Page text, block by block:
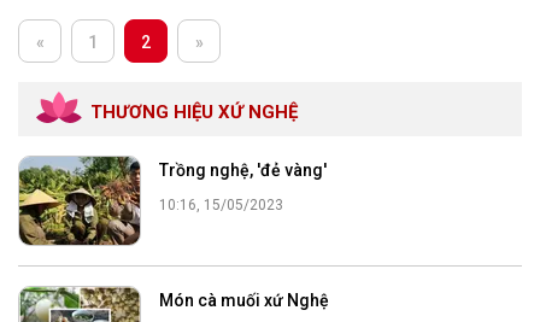
« 1 2 »
THƯƠNG HIỆU XỨ NGHỆ
Trồng nghệ, 'đẻ vàng'
10:16, 15/05/2023
Món cà muối xứ Nghệ